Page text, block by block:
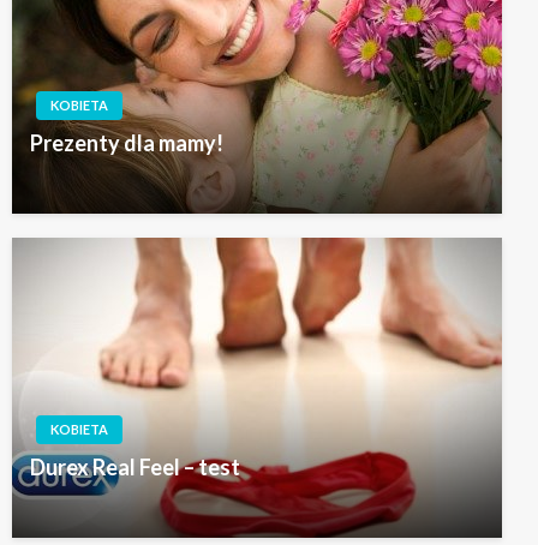
KOBIETA
Prezenty dla mamy!
KOBIETA
Durex Real Feel – test